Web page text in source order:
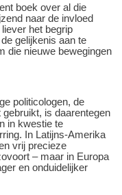
boek over al die
naar de invloed
het begrip
gelijkenis aan te
die nieuwe bewegingen
politicologen, de
is daarentegen
in kwestie te
In Latijns-Amerika
vrij precieze
– maar in Europa
en onduidelijker